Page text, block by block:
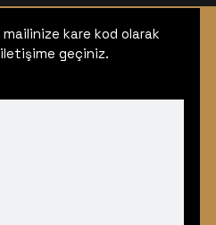
kare kod olarak
geçiniz.